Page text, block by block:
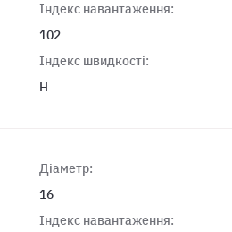
Індекс навантаження:
102
Індекс швидкості:
H
Діаметр:
16
Індекс навантаження: